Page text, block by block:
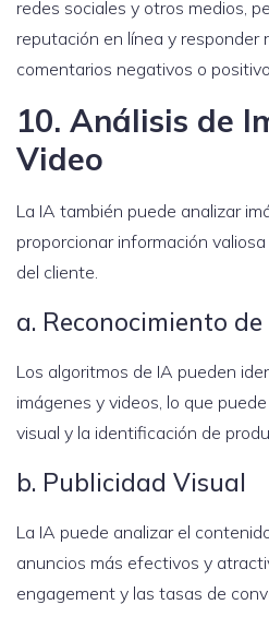
redes sociales y otros medios,
reputación en línea y responder
comentarios negativos o
10. Análisis de
Video
La IA también puede analizar
proporcionar información
del cliente.
a. Reconocimiento
Los algoritmos de IA pueden
imágenes y videos, lo que
visual y la identificación de
b. Publicidad Visual
La IA puede analizar el
anuncios más efectivos y
engagement y las tasas de